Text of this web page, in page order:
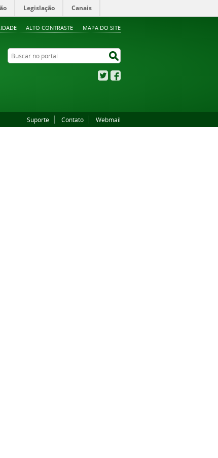
ALTO CONTRASTE MAPA DO SITE
Legislação Canais
Buscar no portal
Twitter
Suporte Contato Webmail